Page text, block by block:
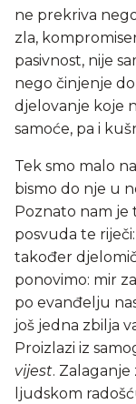
ne prekriva
zla,
pasivnost, nije
nego činjenje
djelovanje koje
samoće, pa i
Tek smo malo
bismo do nje u
Poznato nam je
posvuda te riječi:
također
ponovimo: mir
po evanđelju
još jedna zbilja
Proizlazi iz
vijest.
ljudskom